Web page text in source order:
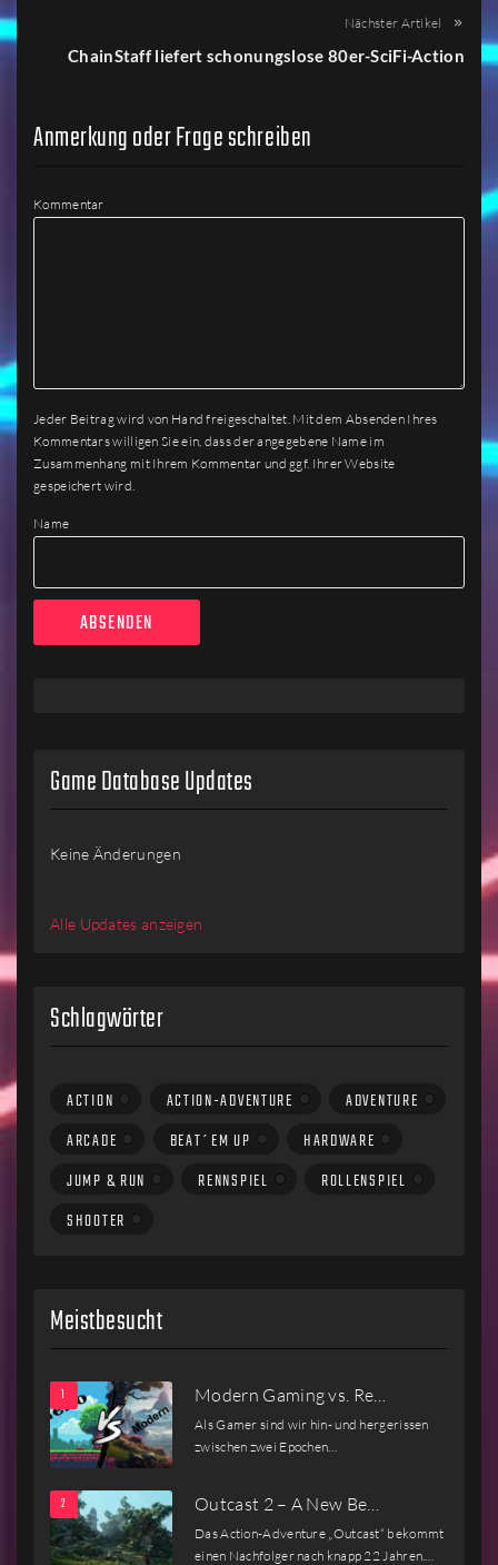
Nächster Artikel
ChainStaff liefert schonungslose 80er-SciFi-Action
Anmerkung oder Frage schreiben
Kommentar
Jeder Beitrag wird von Hand freigeschaltet. Mit dem Absenden Ihres
Kommentars willigen Sie ein, dass der angegebene Name im
Zusammenhang mit Ihrem Kommentar und ggf. Ihrer Website
gespeichert wird.
Name
Game Database Updates
Keine Änderungen
Alle Updates anzeigen
Schlagwörter
ACTION ACTION-ADVENTURE
ADVENTURE
ARCADE
BEAT´EM UP
HARDWARE
JUMP & RUN
RENNSPIEL
ROLLENSPIEL
SHOOTER
Meistbesucht
Modern Gaming vs. Re…
Als Gamer sind wir hin- und hergerissen
zwischen zwei Epochen…
Outcast 2 – A New Be…
Das Action-Adventure „Outcast“ bekommt
einen Nachfolger nach knapp 22 Jahren.…